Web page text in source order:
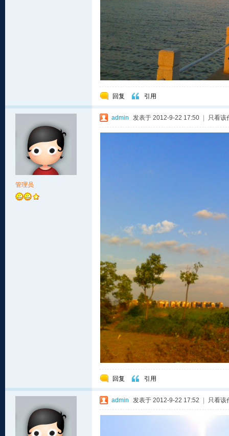
回复 引用
管理员
admin 发表于 2012-9-22 17:50 只看该
回复 引用
admin 发表于 2012-9-22 17:52 只看该